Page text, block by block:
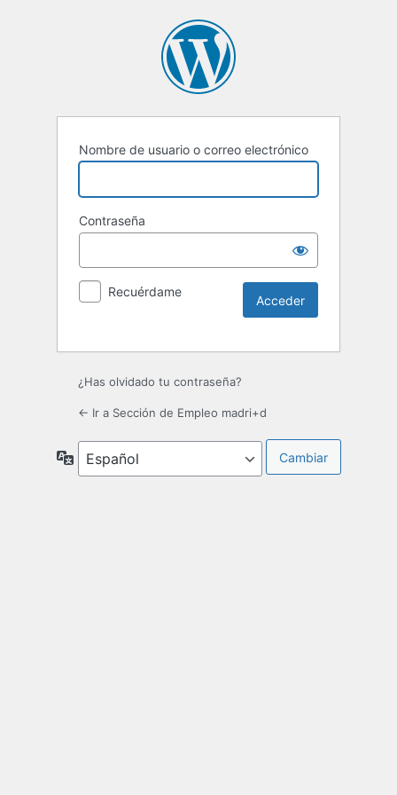
Nombre de usuario o correo electrónico
Contraseña
Recuérdame
¿Has olvidado tu contraseña?
← Ir a Sección de Empleo madri+d
Idioma